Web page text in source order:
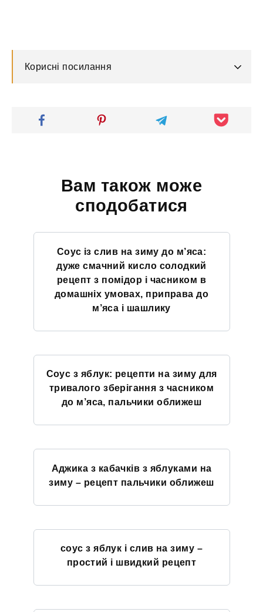
Корисні посилання
Вам також може
сподобатися
Соус із слив на зиму до м’яса:
дуже смачний кисло солодкий
рецепт з помідор і часником в
домашніх умовах, приправа до
м’яса і шашлику
Соус з яблук: рецепти на зиму для
тривалого зберігання з часником
до м’яса, пальчики оближеш
Аджика з кабачків з яблуками на
зиму – рецепт пальчики оближеш
соус з яблук і слив на зиму –
простий і швидкий рецепт